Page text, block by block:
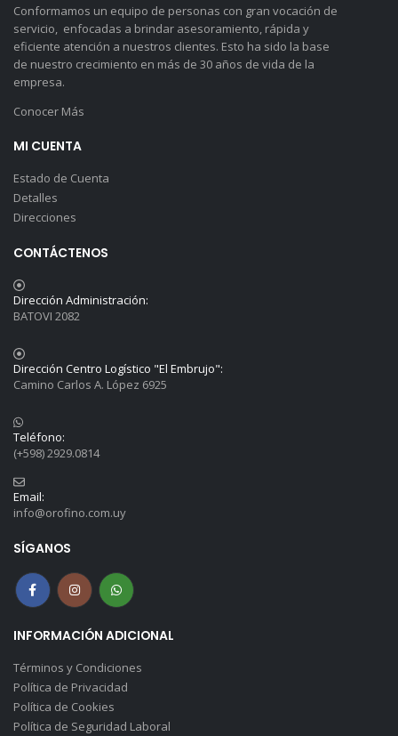
Conformamos un equipo de personas con gran vocación de
servicio, enfocadas a brindar asesoramiento, rápida y
eficiente atención a nuestros clientes. Esto ha sido la base
de nuestro crecimiento en más de 30 años de vida de la
empresa.
Conocer Más
MI CUENTA
Estado de Cuenta
Detalles
Direcciones
CONTÁCTENOS
Dirección Administración:
BATOVI 2082
Dirección Centro Logístico "El Embrujo":
Camino Carlos A. López 6925
Teléfono:
(+598) 2929.0814
Email:
info@orofino.com.uy
SÍGANOS
INFORMACIÓN ADICIONAL
Términos y Condiciones
Política de Privacidad
Política de Cookies
Política de Seguridad Laboral